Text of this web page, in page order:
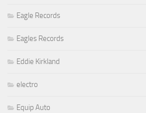
Eagle Records
Eagles Records
Eddie Kirkland
electro
Equip Auto